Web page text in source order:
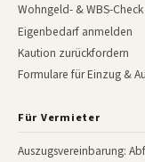
Wohngeld- & WBS-Check
Eigenbedarf anmelden
Kaution zurückfordern
Formulare für Einzug &
Für Vermieter
Auszugsvereinbarung: